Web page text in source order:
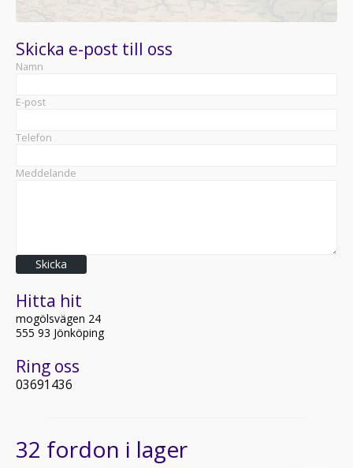
Skicka e-post till oss
Namn
E-post
Telefon
Meddelande
Skicka
Hitta hit
mogölsvägen 24
555 93 Jönköping
Ring oss
03691436
32 fordon i lager